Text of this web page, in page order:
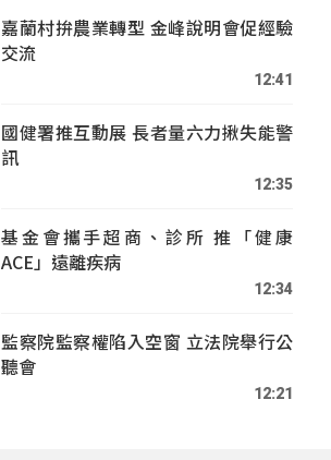
嘉蘭村拚農業轉型 金峰說明會促經驗
交流
12:41
國健署推互動展 長者量六力揪失能警
訊
12:35
基金會攜手超商、診所 推「健康
ACE」遠離疾病
12:34
監察院監察權陷入空窗 立法院舉行公
聽會
12:21